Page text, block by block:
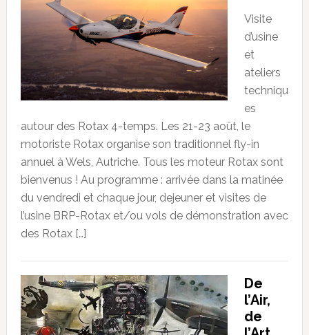
Visite
d’usine
et
ateliers
techniqu
es
autour des Rotax 4-temps. Les 21-23 août, le
motoriste Rotax organise son traditionnel fly-in
annuel à Wels, Autriche. Tous les moteur Rotax sont
bienvenus ! Au programme : arrivée dans la matinée
du vendredi et chaque jour, dejeuner et visites de
l’usine BRP-Rotax et/ou vols de démonstration avec
des Rotax […]
De
l’Air,
de